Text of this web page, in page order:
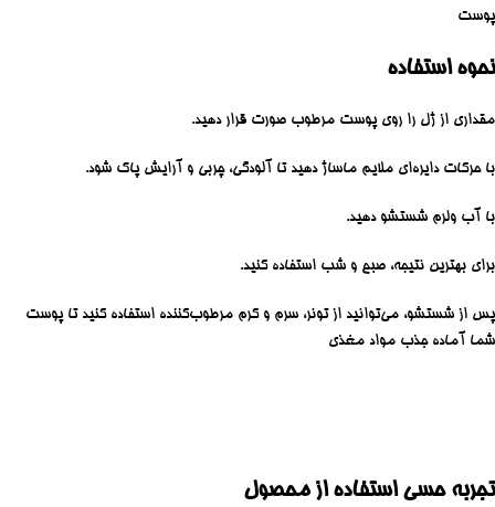
پوست
نحوه استفاده
مقداری از ژل را روی پوست مرطوب صورت قرار دهید.
با حرکات دایره‌ای ملایم ماساژ دهید تا آلودگی، چربی و آرایش پاک شود.
با آب ولرم شستشو دهید.
برای بهترین نتیجه، صبح و شب استفاده کنید.
پس از شستشو، می‌توانید از تونر، سرم و کرم مرطوب‌کننده استفاده کنید تا پوست
شما آماده جذب مواد مغذی
تجربه حسی استفاده از محصول